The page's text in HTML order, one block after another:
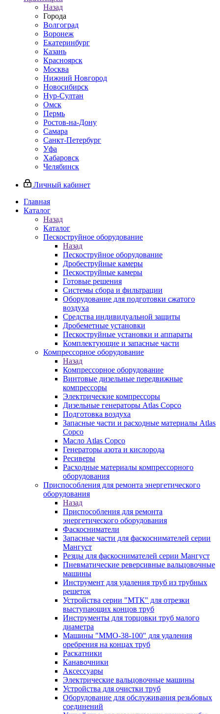
Назад
Города
Волгоград
Воронеж
Екатеринбург
Казань
Красноярск
Москва
Нижний Новгород
Новосибирск
Нур-Султан
Омск
Пермь
Ростов-на-Дону
Самара
Санкт-Петербург
Уфа
Хабаровск
Челябинск
Личный кабинет
Главная
Каталог
Назад
Каталог
Пескоструйное оборудование
Назад
Пескоструйное оборудование
Дробеструйные камеры
Пескоструйные камеры
Готовые решения
Системы сбора и фильтрации
Оборудование для подготовки сжатого
воздуха
Средства индивидуальной защиты
Дробеметные установки
Пескоструйные установки и аппараты
Комплектующие и запасные части
Компрессорное оборудование
Назад
Компрессорное оборудование
Винтовые дизельные передвижные
компрессоры
Электрические компрессоры
Дизельные генераторы Atlas Copco
Подготовка воздуха
Запасные части и расходные материалы Atlas
Copco
Масло Atlas Copco
Генераторы азота и кислорода
Ресиверы
Расходные материалы компрессорного
оборудования
Приспособления для ремонта энергетического
оборудования
Назад
Приспособления для ремонта
энергетического оборудования
Фаскосниматели
Запасные части для фаскоснимателей серии
Мангуст
Резцы для фаскоснимателей серии Мангуст
Пневматические реверсивные вальцовочные
машины
Инструмент для удаления труб из трубных
решеток
Устройства серии "МТК" для отрезки
выступающих концов труб
Инструменты для торцовки труб малого
диаметра
Машины "ММО-38-100" для удаления
оребрения на концах труб
Раскатники
Канавочники
Аксессуары
Электрические вальцовочные машины
Устройства для очистки труб
Оборудование для обслуживания резьбовых
соединений